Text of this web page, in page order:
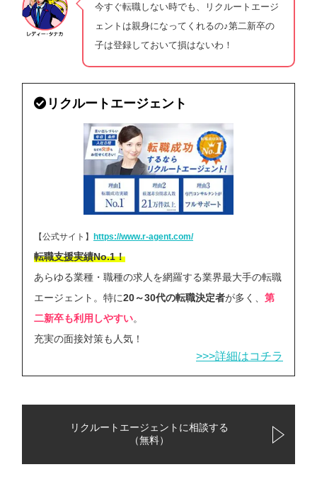
今すぐ転職しない時でも、リクルートエージ
ェントは親身になってくれるの♪第二新卒の
子は登録しておいて損はないわ！
リクルートエージェント
【公式サイト】 https://www.r-agent.com/
転職支援実績No.1！
あらゆる業種・職種の求人を網羅する業界最大手の転職
エージェント。特に20～30代の転職決定者が多く、 第
二新卒も利用しやすい。
充実の面接対策も人気！
>>>詳細はコチラ
リクルートエージェントに相談する
（無料）